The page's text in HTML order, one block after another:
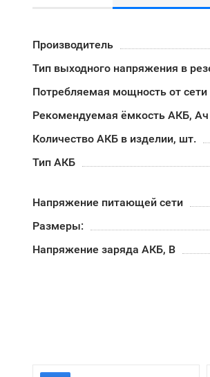
Производитель
Тип выходного напряжения в
Потребляемая мощность от сети
Рекомендуемая ёмкость АКБ, Ач
Количество АКБ в изделии, шт.
Тип АКБ
Напряжение питающей сети
Размеры:
Напряжение заряда АКБ, В